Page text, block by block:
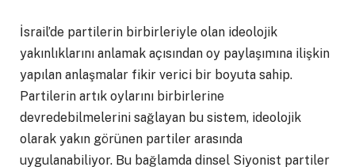
İsrail’de partilerin birbirleriyle olan ideolojik
yakınlıklarını anlamak açısından oy paylaşımına ilişkin
yapılan anlaşmalar fikir verici bir boyuta sahip.
Partilerin artık oylarını birbirlerine
devredebilmelerini sağlayan bu sistem, ideolojik
olarak yakın görünen partiler arasında
uygulanabiliyor. Bu bağlamda dinsel Siyonist partiler